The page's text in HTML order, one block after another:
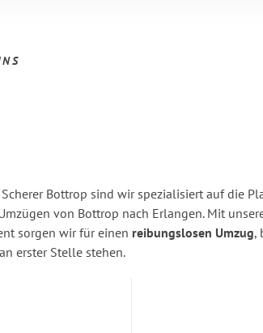
Bottrop sind wir spezialisiert auf die
von Bottrop nach Erlangen. Mit
sorgen wir für einen reibungslosen Umzug,
erster Stelle stehen.